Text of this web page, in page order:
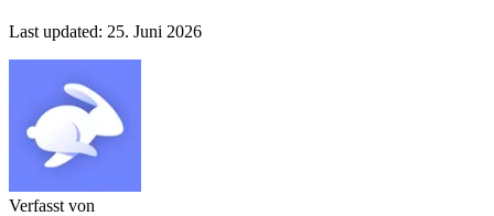
Last updated: 25. Juni 2026
Verfasst von